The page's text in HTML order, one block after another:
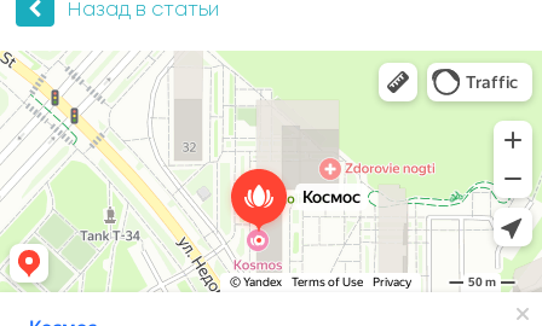
Назад в статьи
Космос
Косметология в Москве
Ногтевая студия в Москве